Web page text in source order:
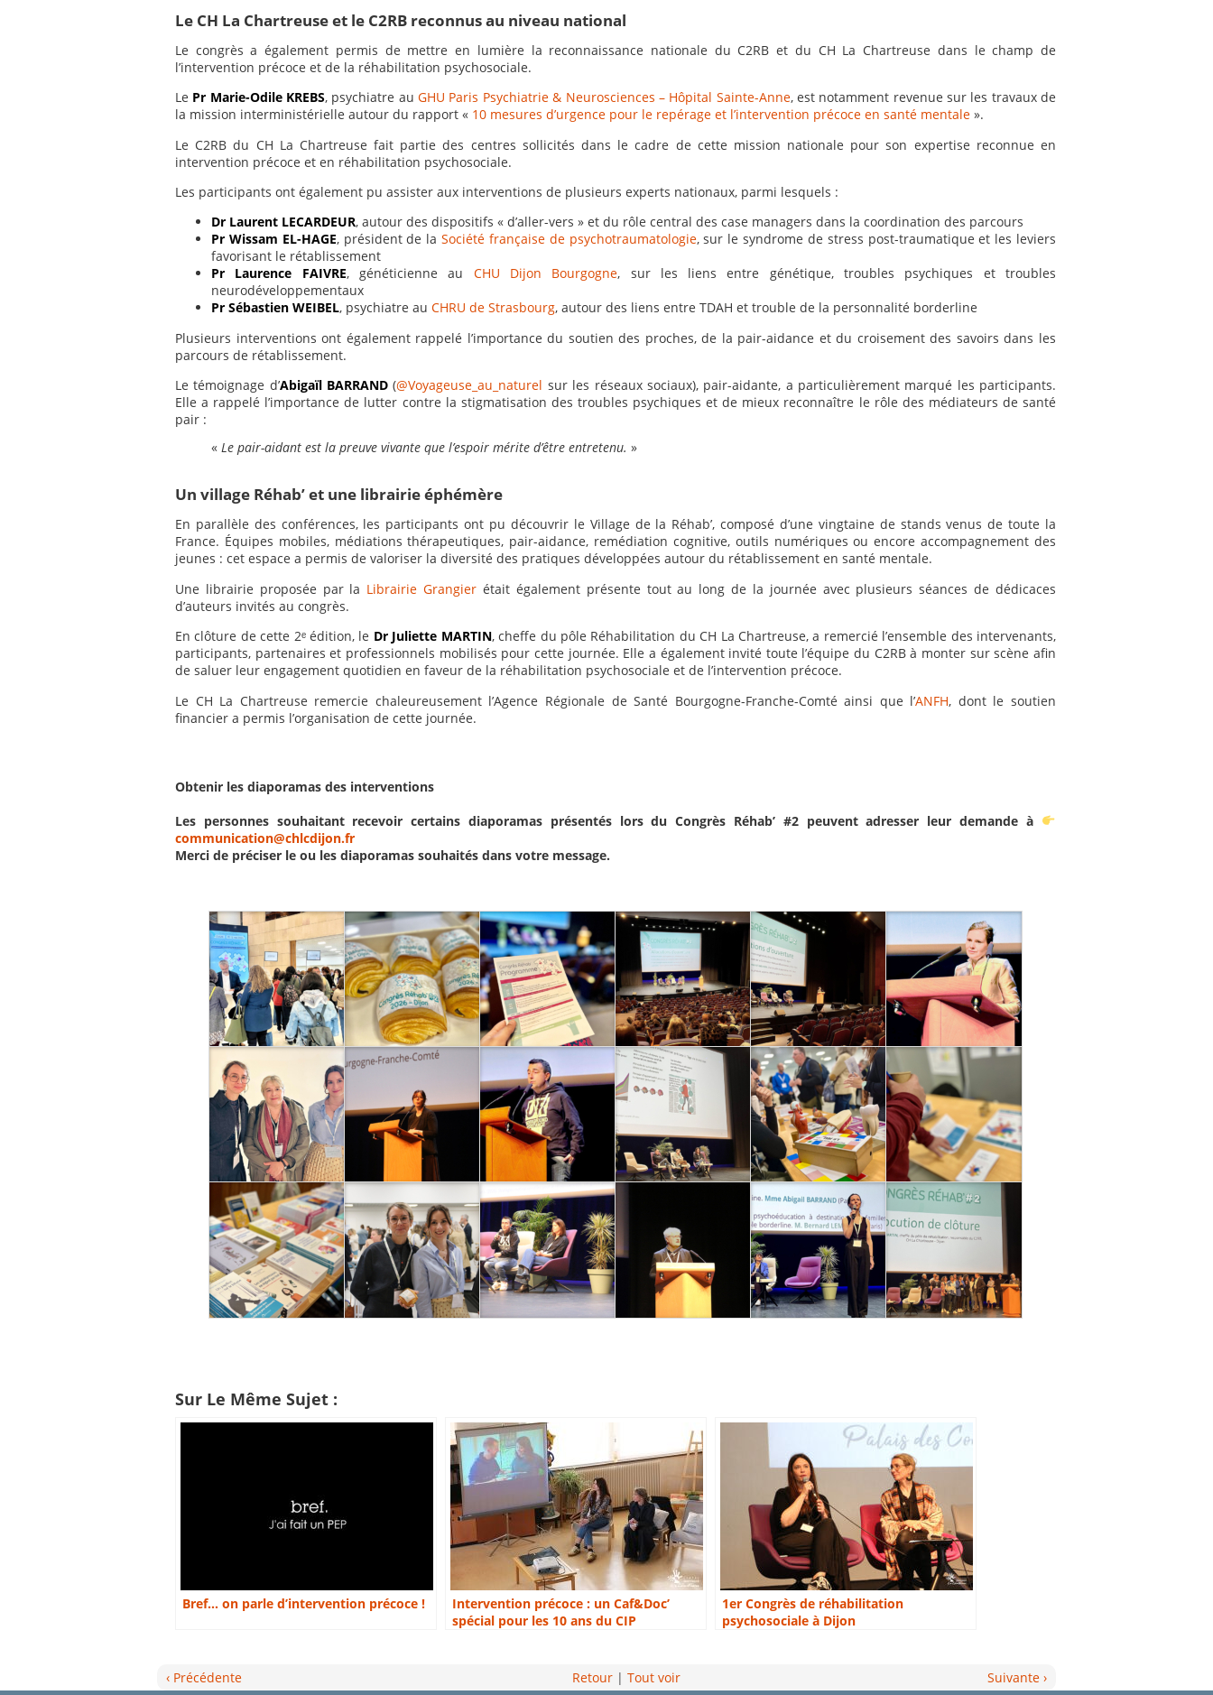
Le CH La Chartreuse et le C2RB reconnus au niveau national
Le congrès a également permis de mettre en lumière la reconnaissance nationale du C2RB et du CH La Chartreuse dans le champ de
l’intervention précoce et de la réhabilitation psychosociale.
Le Pr Marie-Odile KREBS, psychiatre auGHU Paris Psychiatrie & Neurosciences – Hôpital Sainte-Anne, est notamment revenue sur les travaux de
la mission interministérielle autour du rapport « 10 mesures d’urgence pour le repérage et l’intervention précoce en santé mentale ».
Le C2RB du CH La Chartreuse fait partie des centres sollicités dans le cadre de cette mission nationale pour son expertise reconnue en
intervention précoce et en réhabilitation psychosociale.
Les participants ont également pu assister aux interventions de plusieurs experts nationaux, parmi lesquels :
Dr Laurent LECARDEUR, autour des dispositifs « d’aller-vers » et du rôle central des case managers dans la coordination des parcours
Pr Wissam EL-HAGE, président de laSociété française de psychotraumatologie, sur le syndrome de stress post-traumatique et les leviers
favorisant le rétablissement
Pr Laurence FAIVRE, généticienne au CHU Dijon Bourgogne, sur les liens entre génétique, troubles psychiques et troubles
neurodéveloppementaux
Pr Sébastien WEIBEL, psychiatre au CHRU de Strasbourg, autour des liens entre TDAH et trouble de la personnalité borderline
Plusieurs interventions ont également rappelé l’importance du soutien des proches, de la pair-aidance et du croisement des savoirs dans les
parcours de rétablissement.
Le témoignage d’Abigaïl BARRAND (@Voyageuse_au_naturel sur les réseaux sociaux), pair-aidante, a particulièrement marqué les participants.
Elle a rappelé l’importance de lutter contre la stigmatisation des troubles psychiques et de mieux reconnaître le rôle des médiateurs de santé
pair :
« Le pair-aidant est la preuve vivante que l’espoir mérite d’être entretenu. »
Un village Réhab’ et une librairie éphémère
En parallèle des conférences, les participants ont pu découvrir le Village de la Réhab’, composé d’une vingtaine de stands venus de toute la
France. Équipes mobiles, médiations thérapeutiques, pair-aidance, remédiation cognitive, outils numériques ou encore accompagnement des
jeunes : cet espace a permis de valoriser la diversité des pratiques développées autour du rétablissement en santé mentale.
Une librairie proposée par la Librairie Grangier était également présente tout au long de la journée avec plusieurs séances de dédicaces
d’auteurs invités au congrès.
En clôture de cette 2ᵉ édition, le Dr Juliette MARTIN, cheffe du pôle Réhabilitation du CH La Chartreuse, a remercié l’ensemble des intervenants,
participants, partenaires et professionnels mobilisés pour cette journée. Elle a également invité toute l’équipe du C2RB à monter sur scène afin
de saluer leur engagement quotidien en faveur de la réhabilitation psychosociale et de l’intervention précoce.
Le CH La Chartreuse remercie chaleureusement l’Agence Régionale de Santé Bourgogne-Franche-Comté ainsi que l’ANFH, dont le soutien
financier a permis l’organisation de cette journée.
Obtenir les diaporamas des interventions
Les personnes souhaitant recevoir certains diaporamas présentés lors du Congrès Réhab’ #2 peuvent adresser leur demande à
communication@chlcdijon.fr
Merci de préciser le ou les diaporamas souhaités dans votre message.
Sur Le Même Sujet :
Bref… on parle d’intervention précoce !
Intervention précoce : un Caf&Doc’
spécial pour les 10 ans du CIP
1er Congrès de réhabilitation
psychosociale à Dijon
Retour | Tout voir
‹ Précédente Suivante ›